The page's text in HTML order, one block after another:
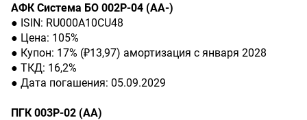
АФК Система БО 002Р-04 (АА-)
● ISIN: RU000A10CU48
● Цена: 105%
● Купон: 17% (₽13,97) амортизация с января 2028
● ТКД: 16,2%
● Дата погашения: 05.09.2029
ПГК 003Р-02 (АА)